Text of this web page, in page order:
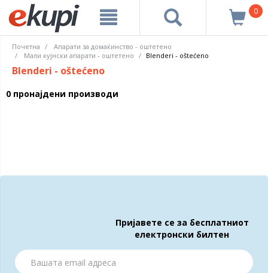
0
Почетна
Апарати за домаќинство - оштетено
Мали кујнски апарати - оштетено
Blenderi - oštećeno
Blenderi - oštećeno
0 пронајдени производи
Пријавете се за бесплатниот
електронски билтен